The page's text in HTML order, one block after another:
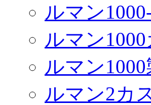
ルマン
ルマン
ルマン
ルマン2カ